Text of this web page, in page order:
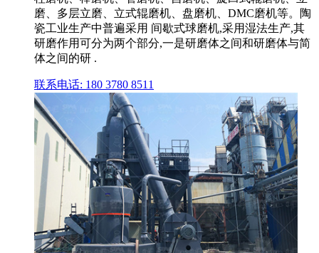
磨、多层立磨、立式辊磨机、盘磨机、DMC磨机等。陶
瓷工业生产中普遍采用 间歇式球磨机,采用湿法生产,其
研磨作用可分为两个部分,一是研磨体之间和研磨体与简
体之间的研 .
联系电话: 180 3780 8511